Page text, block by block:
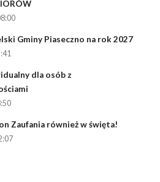
Gminy Piaseczno na rok 2027
dla osób z
Zaufania również w święta!